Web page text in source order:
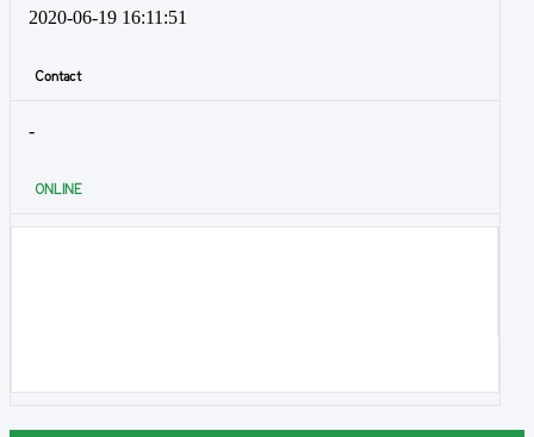
2020-06-19 16:11:51
Contact
-
ONLINE